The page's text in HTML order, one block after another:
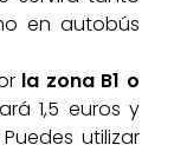
en autobús
la zona B1 o
1,5 euros y
utilizar